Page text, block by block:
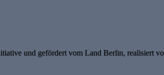
und gefördert vom Land Berlin, realisiert